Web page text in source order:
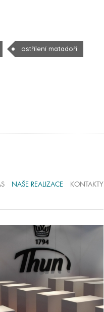
ostřílení matadoři
NAŠE REALIZACE KONTAKTY